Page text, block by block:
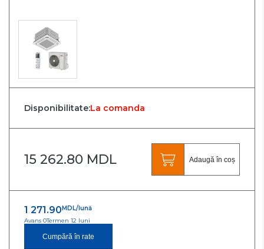
Disponibilitate:La comanda
15 262.80 MDL Adaugă în coș
1 271.90 MDL/lună
Avans 0Termen 12 luni
Cumpără în rate